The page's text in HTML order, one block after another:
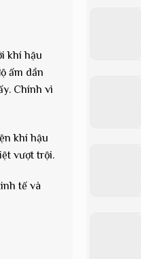
khí hậu
ấm dần
Chính vì
khí hậu
vượt trội.
tế và